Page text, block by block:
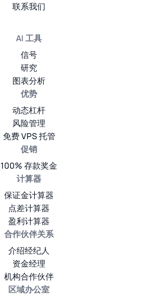
联系我们
AI 工具
信号
研究
图表分析
优势
动态杠杆
风险管理
免费 VPS 托管
促销
100% 存款奖金
计算器
保证金计算器
点差计算器
盈利计算器
合作伙伴关系
介绍经纪人
资金经理
机构合作伙伴
区域办公室